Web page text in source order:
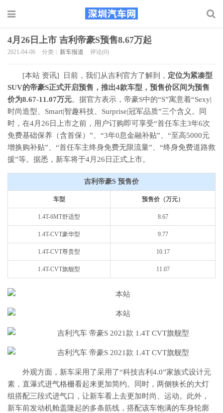
4月26日上市 吉利帝豪S预售8.67万起
2021-04-06 分类： 新车报道 评论(0)
[本站 资讯] 日前，我们从吉利官方了解到， 定位为紧凑型
SUV的帝豪S正式开启预售，推出4款车型，预售价区间为预售
价为8.67-11.07万元。据官方表示，帝豪S中的“S”寓意着“Sexy|
时尚造型、Smart|智趣科技、Surprise|冠军品质”三个含义。同
时，在4月26日上市之前，用户订购即可享受“首任车主3年6次
免费基础保养（含首保）”、“3年0息金融补贴”、“至高5000元
增换购补贴”、“首任车主终身免费无限流量”、“终身免费道路救
援”等。据悉，新车将于4月26日正式上市。
吉利帝豪S 预售价
车型 预售价（万元）
1.4T-6MT舒适型 8.67
1.4T-CVT豪华型 9.77
1.4T-CVT尊贵型 10.17
1.4T-CVT旗舰型 11.07
外观方面，新车采用了采用了“科技吉利4.0”家族式设计元
素，直瀑式进气格栅看起来更加简约。同时，两侧狭长的大灯
组搭配三段式进气口，让新车看上去更加时尚、运动。此外，
新车前发动机舱盖隆起的多条筋线，搭配该车饱满的车身轮廓